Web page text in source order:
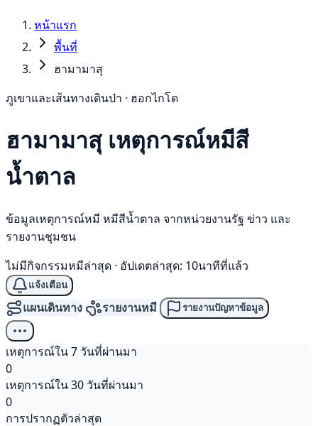
หน้าแรก
พื้นที่
ฮามามาสุ
ภูเขาและเส้นทางเดินป่า · ฮอกไกโด
ฮามามาสุ เหตุการณ์หมีสี
น้ำตาล
ข้อมูลเหตุการณ์หมี หมีสีน้ำตาล จากหน่วยงานรัฐ ข่าว และ
รายงานชุมชน
ไม่มีกิจกรรมหมีล่าสุด · อัปเดตล่าสุด: 10นาทีที่แล้ว
แจ้งเตือน
แผนเดินทาง รายงานหมี รายงานปัญหาข้อมูล
เหตุการณ์ใน 7 วันที่ผ่านมา
0
เหตุการณ์ใน 30 วันที่ผ่านมา
0
การปรากฏตัวล่าสุด